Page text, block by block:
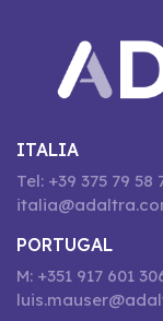
ITALIA
Tel: +39 375 79 58
PORTUGAL
M: +351 917 601